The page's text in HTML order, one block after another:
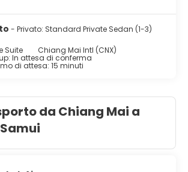
- Privato: Standard Private Sedan (1-3)
Suite
Chiang Mai Intl (CNX)
In attesa di conferma
di attesa: 15 minuti
da Chiang Mai a